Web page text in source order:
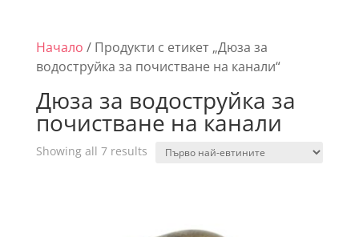
Начало / Продукти с етикет „Дюза за
водоструйка за почистване на канали“
Дюза за водоструйка за
почистване на канали
Showing all 7 resultsSorted